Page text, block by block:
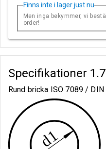
Finns inte i lager just nu
Men inga bekymmer, vi
order!
Specifikationer 1.7
Rund bricka ISO 7089 /